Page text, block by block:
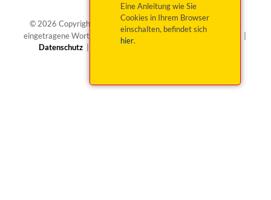
Eine Anleitung wie Sie
Cookies in Ihrem Browser
einschalten, befindet sich
hier.
© 2026 Copyright okticket.de GmbH | okticket.de
ist eine
eingetragene Wortmarke von okticket.de GmbH |
Datenschutz